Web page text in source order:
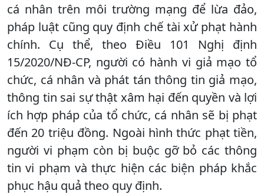
cá nhân trên môi trường mạng để lừa đảo,
pháp luật cũng quy định chế tài xử phạt hành
chính. Cụ thể, theo Điều 101 Nghị định
15/2020/NĐ-CP, người có hành vi giả mạo tổ
chức, cá nhân và phát tán thông tin giả mạo,
thông tin sai sự thật xâm hại đến quyền và lợi
ích hợp pháp của tổ chức, cá nhân sẽ bị phạt
đến 20 triệu đồng. Ngoài hình thức phạt tiền,
người vi phạm còn bị buộc gỡ bỏ các thông
tin vi phạm và thực hiện các biện pháp khắc
phục hậu quả theo quy định.